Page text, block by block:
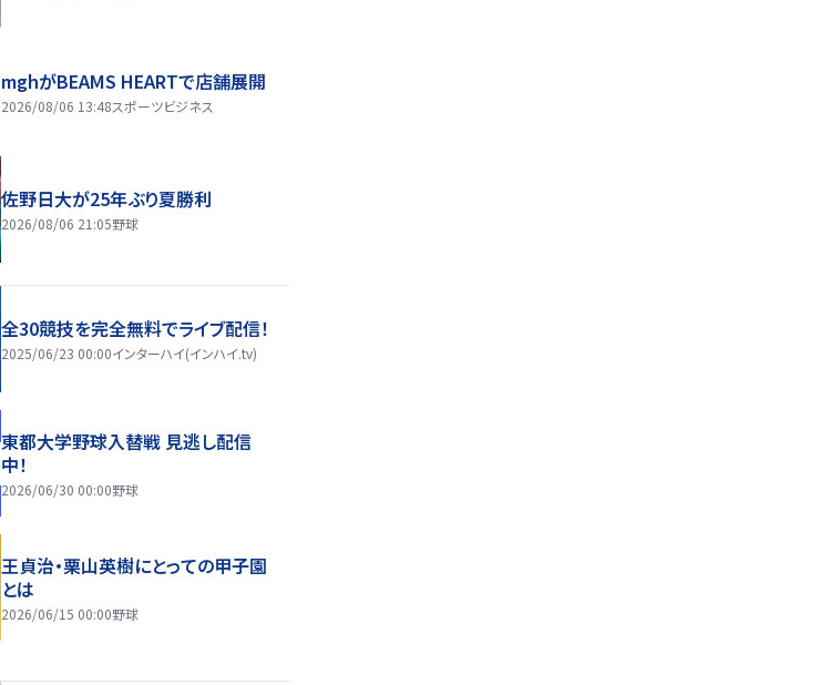
mghがBEAMS HEARTで店舗展開
2026/08/06 13:48スポーツビジネス
佐野日大が25年ぶり夏勝利
2026/08/06 21:05野球
全30競技を完全無料でライブ配信！
2025/06/23 00:00インターハイ(インハイ.tv)
東都大学野球入替戦 見逃し配信
中！
2026/06/30 00:00野球
王貞治・栗山英樹にとっての甲子園
とは
2026/06/15 00:00野球